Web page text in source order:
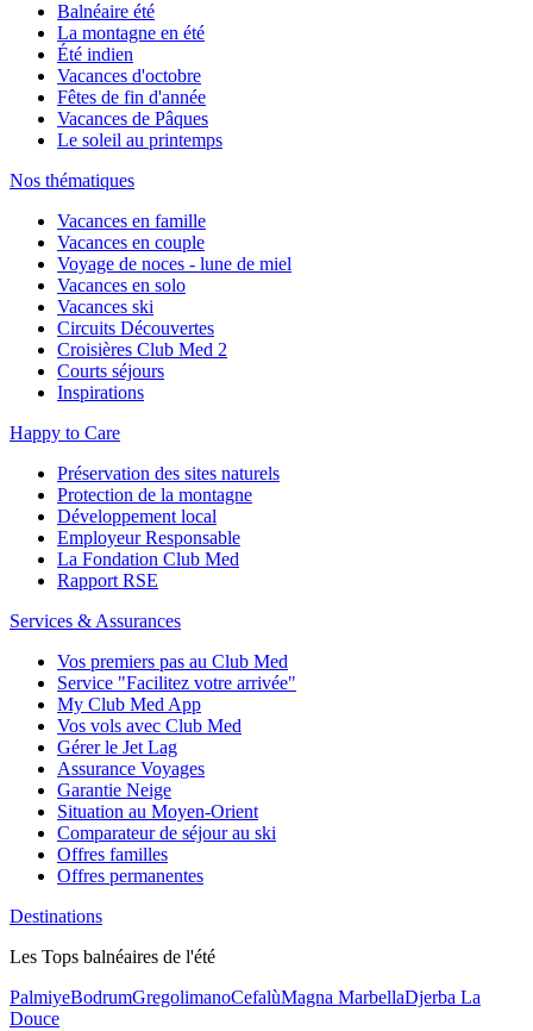
Balnéaire été
La montagne en été
Été indien
Vacances d'octobre
Fêtes de fin d'année
Vacances de Pâques
Le soleil au printemps
Nos thématiques
Vacances en famille
Vacances en couple
Voyage de noces - lune de miel
Vacances en solo
Vacances ski
Circuits Découvertes
Croisières Club Med 2
Courts séjours
Inspirations
Happy to Care
Préservation des sites naturels
Protection de la montagne
Développement local
Employeur Responsable
La Fondation Club Med
Rapport RSE
Services & Assurances
Vos premiers pas au Club Med
Service "Facilitez votre arrivée"
My Club Med App
Vos vols avec Club Med
Gérer le Jet Lag
Assurance Voyages
Garantie Neige
Situation au Moyen-Orient
Comparateur de séjour au ski
Offres familles
Offres permanentes
Destinations
Les Tops balnéaires de l'été
PalmiyeBodrumGregolimanoCefalùMagna MarbellaDjerba La
Douce